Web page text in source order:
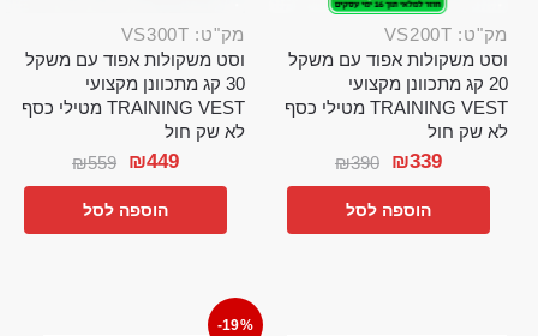
מק"ט: VS200T
וסט משקולות אפוד עם משקל
20 קג מתכוונן מקצועי
TRAINING VEST מטילי כסף
לא שק חול
₪390 ₪339
הוספה לסל
מק"ט: VS300T
וסט משקולות אפוד עם משקל
30 קג מתכוונן מקצועי
TRAINING VEST מטילי כסף
לא שק חול
₪559 ₪449
הוספה לסל
-19%